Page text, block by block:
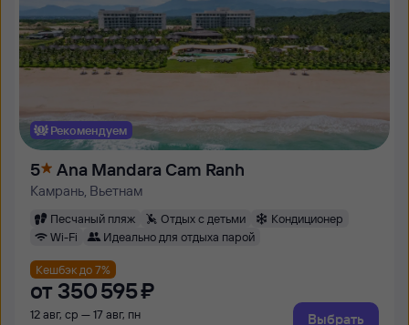
Рекомендуем
5 Ana Mandara Cam Ranh
Камрань, Вьетнам
Песчаный пляж Отдых с детьми
Кондиционер
Wi-Fi
Идеально для отдыха парой
Кешбэк до 7%
от 350 ⁠595 ⁠₽
12 авг, ср — 17 авг, пн
Выбрать